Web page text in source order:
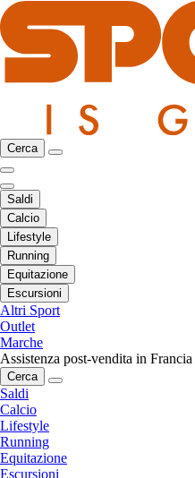
Cerca
Saldi
Calcio
Lifestyle
Running
Equitazione
Escursioni
Altri Sport
Outlet
Marche
Assistenza post-vendita in Francia
Cerca
Saldi
Calcio
Lifestyle
Running
Equitazione
Escursioni